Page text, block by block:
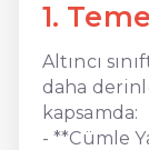
1.
Altıncı
daha
kapsamda:
- **Cümle